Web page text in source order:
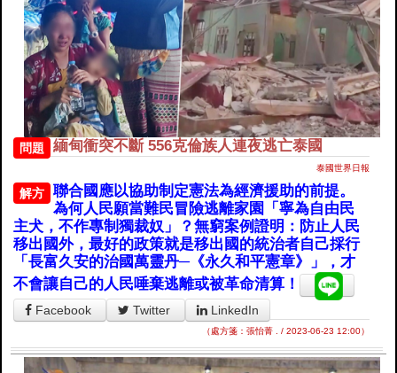
問題 緬甸衝突不斷 556克倫族人連夜逃亡泰國
泰國世界日報
解方
聯合國應以協助制定憲法為經濟援助的前提。
為何人民願當難民冒險逃離家園「寧為自由民
主犬，不作專制獨裁奴」？無窮案例證明：防止人民
移出國外，最好的政策就是移出國的統治者自己採行
「長富久安的治國萬靈丹─《永久和平憲章》」，才
不會讓自己的人民唾棄逃離或被革命清算！
Facebook Twitter LinkedIn
（處方箋：張怡菁 . / 2023-06-23 12:00）